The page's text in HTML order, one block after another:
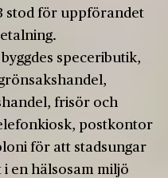
stod för uppförandet
speceributik,
frisör och
postkontor
för att stadsungar
en hälsosam miljö